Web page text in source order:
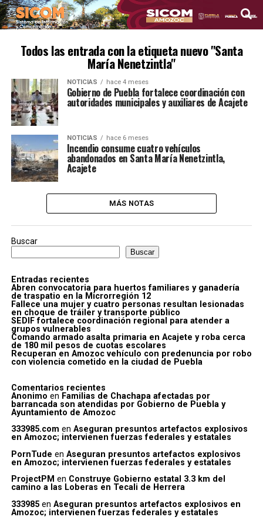
Todos las entrada con la etiqueta nuevo "Santa
María Nenetzintla"
NOTICIAS hace 4 meses
Gobierno de Puebla fortalece coordinación con
autoridades municipales y auxiliares de Acajete
NOTICIAS hace 6 meses
Incendio consume cuatro vehículos
abandonados en Santa María Nenetzintla,
Acajete
MÁS NOTAS
Buscar
Buscar
Entradas recientes
Abren convocatoria para huertos familiares y ganadería
de traspatio en la Microrregión 12
Fallece una mujer y cuatro personas resultan lesionadas
en choque de tráiler y transporte público
SEDIF fortalece coordinación regional para atender a
grupos vulnerables
Comando armado asalta primaria en Acajete y roba cerca
de 180 mil pesos de cuotas escolares
Recuperan en Amozoc vehículo con predenuncia por robo
con violencia cometido en la ciudad de Puebla
Comentarios recientes
Anonimo en Familias de Chachapa afectadas por
barrancada son atendidas por Gobierno de Puebla y
Ayuntamiento de Amozoc
333985.com en Aseguran presuntos artefactos explosivos
en Amozoc; intervienen fuerzas federales y estatales
PornTude en Aseguran presuntos artefactos explosivos
en Amozoc; intervienen fuerzas federales y estatales
ProjectPM en Construye Gobierno estatal 3.3 km del
camino a las Loberas en Tecali de Herrera
333985en Aseguran presuntos artefactos explosivos en
Amozoc; intervienen fuerzas federales y estatales